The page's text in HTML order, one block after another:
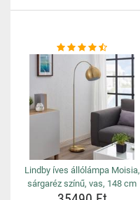
Lindby íves állólámpa Moisia,
sárgaréz színű, vas, 148 cm